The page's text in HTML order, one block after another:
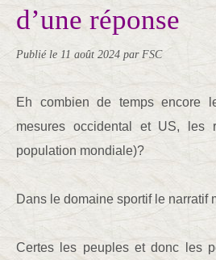
d’une réponse
Publié le 11 août 2024 par FSC
Eh combien de temps encore
mesures occidental et US,
population mondiale)?
Dans le domaine sportif le narratif
Certes les peuples et donc les